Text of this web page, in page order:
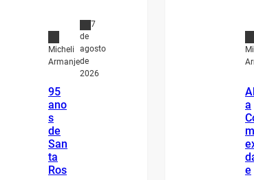
Micheli
Armanje
7
de
agosto
de
2026
95
ano
s
de
San
ta
Ros
a
e